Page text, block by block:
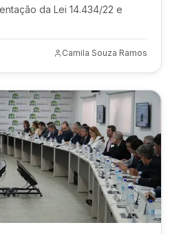
da Lei 14.434/22 e
Camila Souza Ramos